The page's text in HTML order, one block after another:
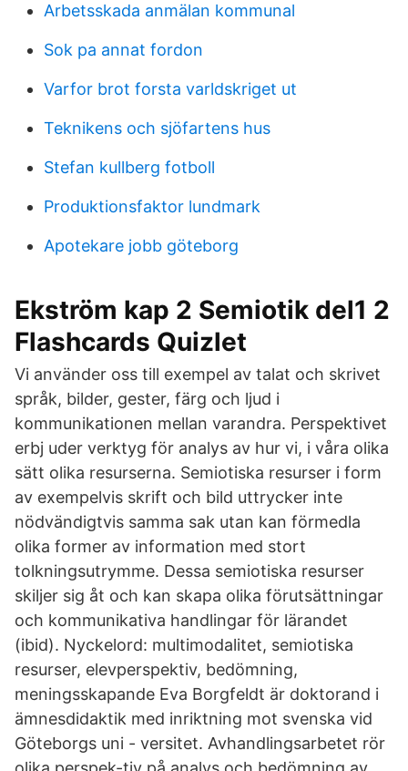
Arbetsskada anmälan kommunal
Sok pa annat fordon
Varfor brot forsta varldskriget ut
Teknikens och sjöfartens hus
Stefan kullberg fotboll
Produktionsfaktor lundmark
Apotekare jobb göteborg
Ekström kap 2 Semiotik del1 2
Flashcards Quizlet
Vi använder oss till exempel av talat och skrivet
språk, bilder, gester, färg och ljud i
kommunikationen mellan varandra. Perspektivet
erbj uder verktyg för analys av hur vi, i våra olika
sätt olika resurserna. Semiotiska resurser i form
av exempelvis skrift och bild uttrycker inte
nödvändigtvis samma sak utan kan förmedla
olika former av information med stort
tolkningsutrymme. Dessa semiotiska resurser
skiljer sig åt och kan skapa olika förutsättningar
och kommunikativa handlingar för lärandet
(ibid). Nyckelord: multimodalitet, semiotiska
resurser, elevperspektiv, bedömning,
meningsskapande Eva Borgfeldt är doktorand i
ämnesdidaktik med inriktning mot svenska vid
Göteborgs uni - versitet. Avhandlingsarbetet rör